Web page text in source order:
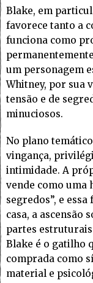
Blake, em
favorece tanto a
funciona como
um personagem
Whitney, por sua
tensão e de
minuciosos.
No plano
vingança,
intimidade. A
vende como uma
segredos”, e
casa, a ascensão
partes
Blake é o gatilho
comprada como
material e